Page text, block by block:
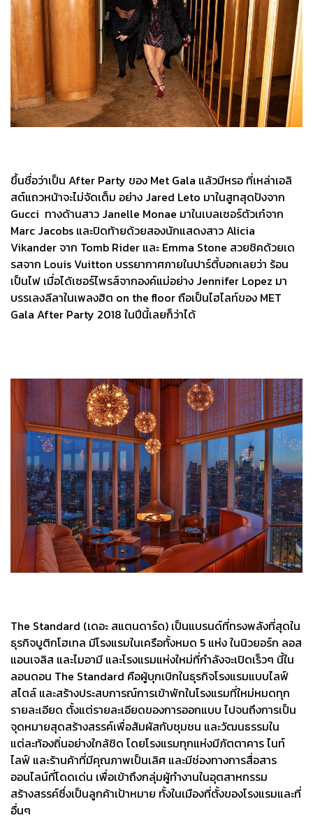
ขึ้นชื่อว่าเป็น After Party ของ Met Gala แล้วมีหรอ ที่เหล่าเอลิ
สต์แถวหน้าจะไม่จัดเต็ม อย่าง Jared Leto มาในสูทสุดปังจาก
Gucci ทางด้านสาว Janelle Monae มาในเบลเซอร์ตัวเก๋จาก
Marc Jacobs และปิดท้ายด้วยสองนักแสดงสาว Alicia
Vikander จาก Tomb Rider และ Emma Stone สวยชิคด้วยเด
รสจาก Louis Vuitton บรรยากาศภายในปาร์ตี้บอกเลยว่า ร้อน
เป็นไฟ เมื่อได้เซอร์ไพรส์จากองค์แม่อย่าง Jennifer Lopez มา
บรรเลงลีลาในเพลงฮิต on the floor ถือเป็นไฮไลท์ของ MET
Gala After Party 2018 ในปีนี้เลยก็ว่าได้
The Standard (เดอะ สแตนดาร์ด) เป็นแบรนด์ที่ทรงพลังที่สุดใน
ธุรกิจบูติกโฮเทล มีโรงแรมในเครือทั้งหมด 5 แห่ง ในนิวยอร์ก ลอส
แอนเจลิส และไมอามี และโรงแรมแห่งใหม่ที่กำลังจะเปิดเร็วๆ นี้ใน
ลอนดอน The Standard คือผู้บุกเบิกในธุรกิจโรงแรมแบบไลฟ์
สไตล์ และสร้างประสบการณ์การเข้าพักในโรงแรมที่ใหม่หมดทุก
รายละเอียด ตั้งแต่รายละเอียดของการออกแบบ ไปจนถึงการเป็น
จุดหมายสุดสร้างสรรค์เพื่อสัมผัสกับชุมชน และวัฒนธรรมใน
แต่ละท้องถิ่นอย่างใกล้ชิด โดยโรงแรมทุกแห่งมีภัตตาคาร ไนท์
ไลฟ์ และร้านค้าที่มีคุณภาพเป็นเลิศ และมีช่องทางการสื่อสาร
ออนไลน์ที่โดดเด่น เพื่อเข้าถึงกลุ่มผู้ทำงานในอุตสาหกรรม
สร้างสรรค์ซึ่งเป็นลูกค้าเป้าหมาย ทั้งในเมืองที่ตั้งของโรงแรมและที่
อื่นๆ